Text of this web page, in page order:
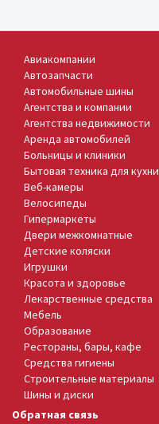
Авиакомпании
Автозапчасти
Автомобильные шины
Агентства и компании
Агентства недвижимости
Аренда автомобилей
Больницы и клиники
Бытовая техника для кухни
Веб-камеры
Велосипеды
Гипермаркеты
Двери межкомнатные
Детские коляски
Игрушки
Красота и здоровье
Лекарственные средства
Мебель
Образование
Рестораны, бары, кафе
Средства гигиены
Строительные материалы
Шины и диски
Обратная связь